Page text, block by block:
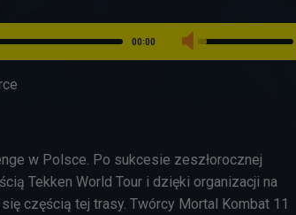
00:00
w Polsce. Po sukcesie zeszłorocznej
Tekken World Tour i dzięki organizacji na
częścią tej trasy. Twórcy Mortal Kombat 11